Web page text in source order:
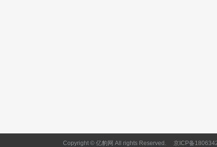
Copyright © 亿豹网 All rights Reserved. 京ICP备